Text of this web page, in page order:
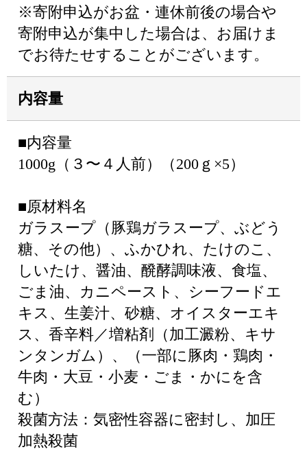
※寄附申込がお盆・連休前後の場合や
寄附申込が集中した場合は、お届けま
でお待たせすることがございます。
内容量
■内容量
1000g（３〜４人前）（200ｇ×5）
■原材料名
ガラスープ（豚鶏ガラスープ、ぶどう
糖、その他）、ふかひれ、たけのこ、
しいたけ、醤油、醗酵調味液、食塩、
ごま油、カニペースト、シーフードエ
キス、生姜汁、砂糖、オイスターエキ
ス、香辛料／増粘剤（加工澱粉、キサ
ンタンガム）、（一部に豚肉・鶏肉・
牛肉・大豆・小麦・ごま・かにを含
む）
殺菌方法：気密性容器に密封し、加圧
加熱殺菌